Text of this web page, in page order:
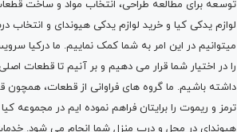
توسعه برای مطالعه طراحی، انتخاب مواد و ساخت
لوازم یدکی کیا و خرید لوازم یدکی هیوندای و انتخاب
میتوانیم در این امر به شما کمک نماییم. ما درکیا
را در اختیار شما قرار می دهیم و بر آنیم تا قطعات
داشته باشیم. ما گروه های فراوانی از قطعات، همچون
ترمز و ریموت را برایتان فراهم نموده ایم در
هیوندای در محل و درب منزل شما انجام می شود.